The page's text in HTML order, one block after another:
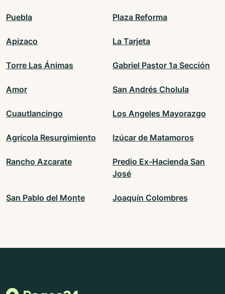
Puebla Plaza Reforma
Apizaco La Tarjeta
Torre Las Ánimas Gabriel Pastor 1a Sección
Amor San Andrés Cholula
Cuautlancingo Los Angeles Mayorazgo
Agrícola Resurgimiento Izúcar de Matamoros
Rancho Azcarate
Predio Ex-Hacienda San
José
San Pablo del Monte Joaquín Colombres